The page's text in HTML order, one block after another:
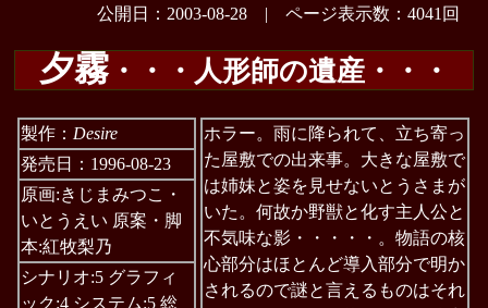
公開日：2003-08-28 | ページ表示数：4041回
夕霧・・・人形師の遺産・・・
製作： Desire
発売日：1996-08-23
原画:きじまみつこ・
いとうえい 原案・脚
本:紅牧梨乃
シナリオ:5 グラフィ
ック:4 システム:5 総
ホラー。雨に降られて、立ち寄っ
た屋敷での出来事。大きな屋敷で
は姉妹と姿を見せないとうさまが
いた。何故か野獣と化す主人公と
不気味な影・・・・・。物語の核
心部分はほとんど導入部分で明か
されるので謎と言えるものはそれ